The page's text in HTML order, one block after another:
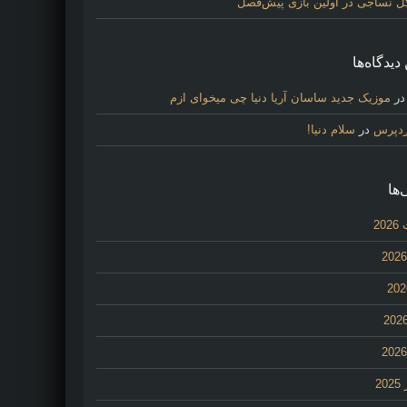
موزیک جدید ساسان آریا دنیا چی میخوای ازم
در سلام دنیا!